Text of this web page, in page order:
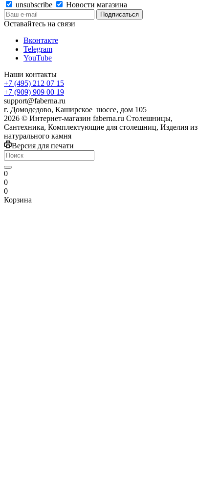
unsubscribe
Новости магазина
Оставайтесь на связи
Вконтакте
Telegram
YouTube
Наши контакты
+7 (495) 212 07 15
+7 (909) 909 00 19
support@faberna.ru
г. Домодедово, Каширское шоссе, дом 105
2026 © Интернет-магазин faberna.ru Столешницы,
Сантехника, Комплектующие для столешниц, Изделия из
натурального камня
Версия для печати
0
0
0
Корзина